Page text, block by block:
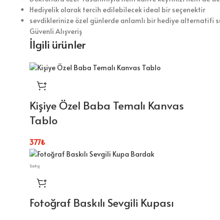
Hediyelik olarak tercih edilebilecek ideal bir seçenektir
sevdiklerinize özel günlerde anlamlı bir hediye alternatifi
Güvenli Alışveriş
İlgili ürünler
Kişiye Özel Baba Temalı Kanvas
Tablo
377₺
Satış
Fotoğraf Baskılı Sevgili Kupası